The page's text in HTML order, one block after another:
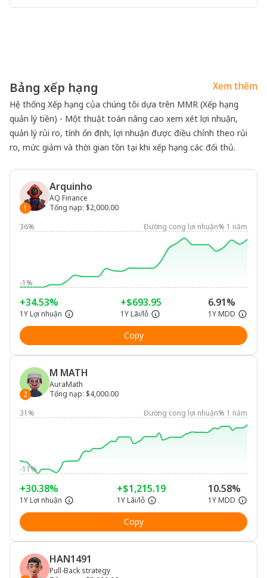
Bảng xếp hạng Xem thêm
Hệ thống Xếp hạng của chúng tôi dựa trên MMR (Xếp hạng
quản lý tiền) - Một thuật toán nâng cao xem xét lợi nhuận,
quản lý rủi ro, tính ổn định, lợi nhuận được điều chỉnh theo rủi
ro, mức giảm và thời gian tồn tại khi xếp hạng các đối thủ.
1
Arquinho
AQ Finance
Tổng nạp: $2,000.00
36%
Đường cong lợi nhuận% 1 năm
-1%
+34.53%
1Y Lợi nhuận
+$693.95
1Y Lãi/lỗ
6.91%
1Y MDD
Copy
2
M MATH
AuraMath
Tổng nạp: $4,000.00
31%
Đường cong lợi nhuận% 1 năm
-11%
+30.38%
1Y Lợi nhuận
+$1,215.19
1Y Lãi/lỗ
10.58%
1Y MDD
Copy
HAN1491
Pull-Back strategy